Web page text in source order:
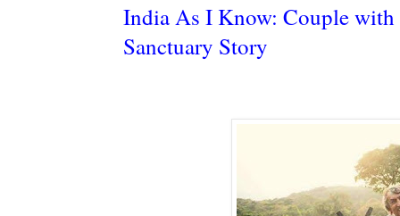
India As I Know: Couple with
Sanctuary Story